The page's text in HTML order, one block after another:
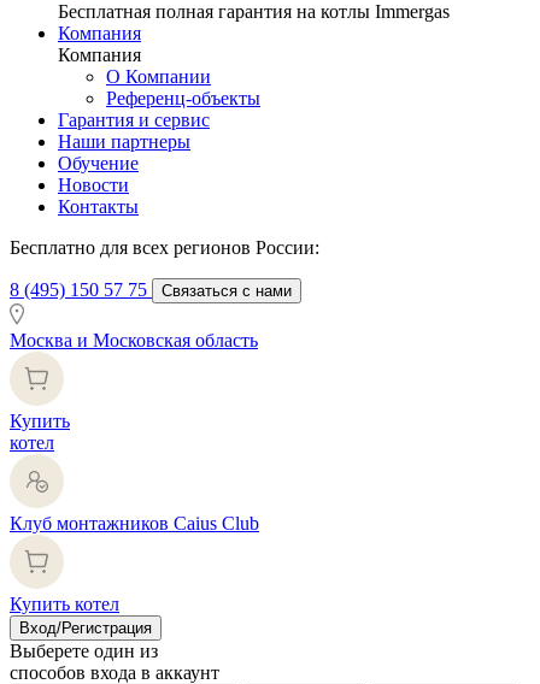
Бесплатная полная гарантия на котлы Immergas
Компания
Компания
О Компании
Референц-объекты
Гарантия и сервис
Наши партнеры
Обучение
Новости
Контакты
Бесплатно для всех регионов России:
8 (495) 150 57 75 Связаться с нами
Москва и Московская область
Купить
котел
Клуб монтажников Caius Club
Купить котел
Вход/Регистрация
Выберете один из
способов входа в аккаунт